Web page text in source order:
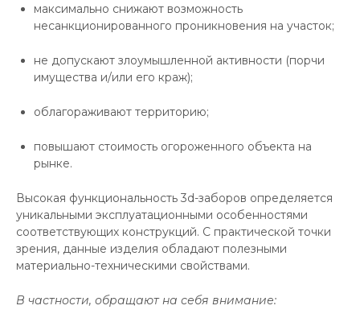
максимально снижают возможность
несанкционированного проникновения на участок;
не допускают злоумышленной активности (порчи
имущества и/или его краж);
облагораживают территорию;
повышают стоимость огороженного объекта на
рынке.
Высокая функциональность 3d-заборов определяется
уникальными эксплуатационными особенностями
соответствующих конструкций. С практической точки
зрения, данные изделия обладают полезными
материально-техническими свойствами.
В частности, обращают на себя внимание: